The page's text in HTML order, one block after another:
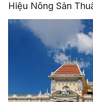
Hiệu Nông Sản